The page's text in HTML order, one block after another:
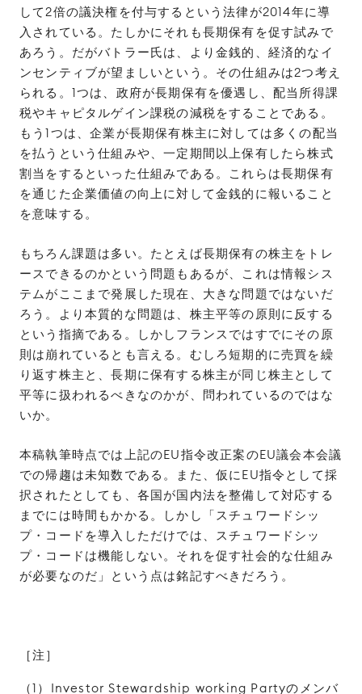
して2倍の議決権を付与するという法律が2014年に導
入されている。たしかにそれも長期保有を促す試みで
あろう。だがバトラー氏は、より金銭的、経済的なイ
ンセンティブが望ましいという。その仕組みは2つ考え
られる。1つは、政府が長期保有を優遇し、配当所得課
税やキャピタルゲイン課税の減税をすることである。
もう1つは、企業が長期保有株主に対しては多くの配当
を払うという仕組みや、一定期間以上保有したら株式
割当をするといった仕組みである。これらは長期保有
を通じた企業価値の向上に対して金銭的に報いること
を意味する。
もちろん課題は多い。たとえば長期保有の株主をトレ
ースできるのかという問題もあるが、これは情報シス
テムがここまで発展した現在、大きな問題ではないだ
ろう。より本質的な問題は、株主平等の原則に反する
という指摘である。しかしフランスではすでにその原
則は崩れているとも言える。むしろ短期的に売買を繰
り返す株主と、長期に保有する株主が同じ株主として
平等に扱われるべきなのかが、問われているのではな
いか。
本稿執筆時点では上記のEU指令改正案のEU議会本会議
での帰趨は未知数である。また、仮にEU指令として採
択されたとしても、各国が国内法を整備して対応する
までには時間もかかる。しかし「スチュワードシッ
プ・コードを導入しただけでは、スチュワードシッ
プ・コードは機能しない。それを促す社会的な仕組み
が必要なのだ」という点は銘記すべきだろう。
［注］
（1）Investor Stewardship working Partyのメンバ